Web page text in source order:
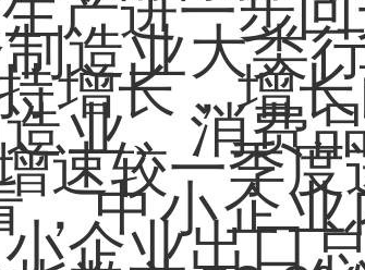
业大类行
增长，增
业、消费
速较一季
小企业
企业出口